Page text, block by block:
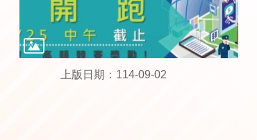
上版日期：114-09-02